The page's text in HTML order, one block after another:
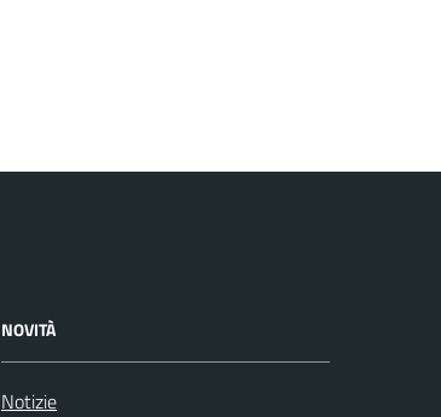
NOVITÀ
Notizie